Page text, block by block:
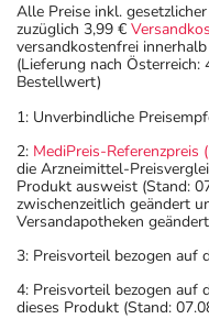
Alle Preise inkl.
zuzüglich 3,99 €
versandkostenfrei
(Lieferung nach
Bestellwert)
1: Unverbindliche
2: MediPreis-Referenzpreis
die Arzneimittel-
Produkt ausweist (Stand:
zwischenzeitlich geändert
Versandapotheken
3: Preisvorteil bezogen auf
4: Preisvorteil bezogen auf
dieses Produkt (Stand: